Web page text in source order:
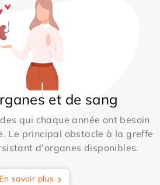
et de sang
qui chaque année ont besoin
Le principal obstacle à la greffe
d'organes disponibles.
En savoir plus